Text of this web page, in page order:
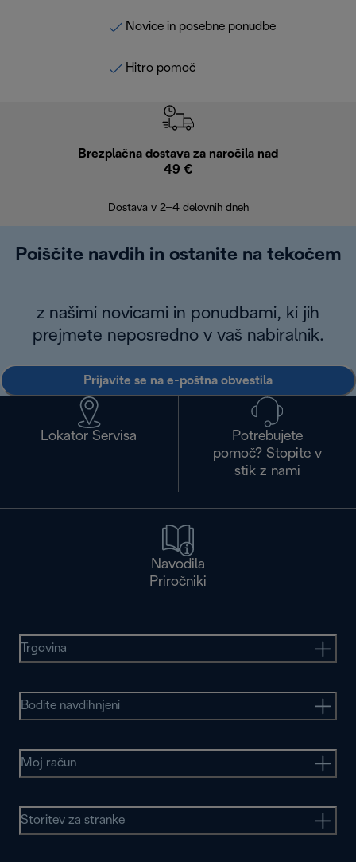
Novice in posebne ponudbe
Hitro pomoč
Brezplačna dostava za naročila nad
49 €
Dostava v 2–4 delovnih dneh
Poiščite navdih in ostanite na tekočem
z našimi novicami in ponudbami, ki jih
prejmete neposredno v vaš nabiralnik.
Prijavite se na e-poštna obvestila
Lokator Servisa
Potrebujete
pomoč? Stopite v
stik z nami
Navodila
Priročniki
Trgovina
Bodite navdihnjeni
Moj račun
Storitev za stranke